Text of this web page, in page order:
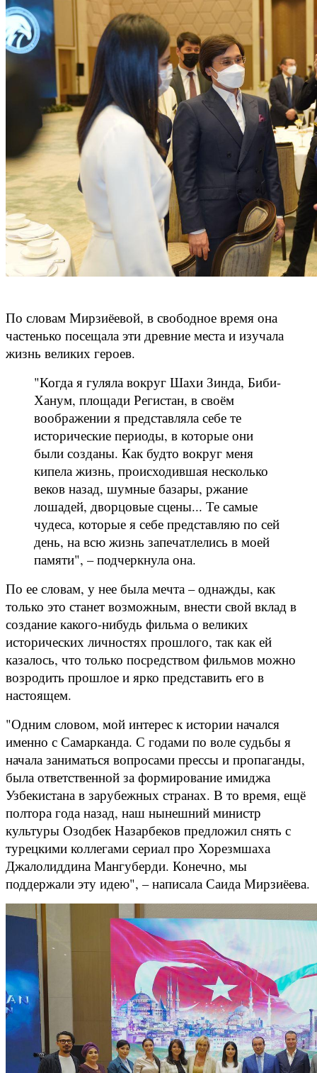
По словам Мирзиёевой, в свободное время она
частенько посещала эти древние места и изучала
жизнь великих героев.
"Когда я гуляла вокруг Шахи Зинда, Биби-
Ханум, площади Регистан, в своём
воображении я представляла себе те
исторические периоды, в которые они
были созданы. Как будто вокруг меня
кипела жизнь, происходившая несколько
веков назад, шумные базары, ржание
лошадей, дворцовые сцены... Те самые
чудеса, которые я себе представляю по сей
день, на всю жизнь запечатлелись в моей
памяти", – подчеркнула она.
По ее словам, у нее была мечта – однажды, как
только это станет возможным, внести свой вклад в
создание какого-нибудь фильма о великих
исторических личностях прошлого, так как ей
казалось, что только посредством фильмов можно
возродить прошлое и ярко представить его в
настоящем.
"Одним словом, мой интерес к истории начался
именно с Самарканда. С годами по воле судьбы я
начала заниматься вопросами прессы и пропаганды,
была ответственной за формирование имиджа
Узбекистана в зарубежных странах. В то время, ещё
полтора года назад, наш нынешний министр
культуры Озодбек Назарбеков предложил снять с
турецкими коллегами сериал про Хорезмшаха
Джалолиддина Мангуберди. Конечно, мы
поддержали эту идею", – написала Саида Мирзиёева.